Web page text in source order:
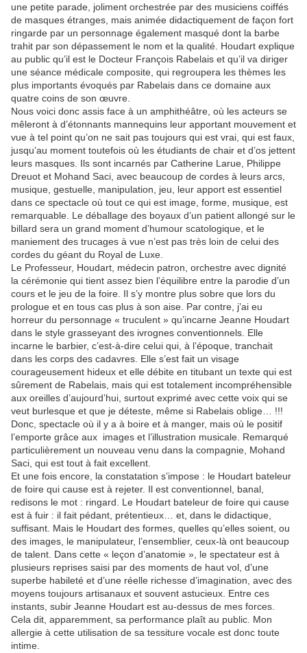
une petite parade, joliment orchestrée par des musiciens coiffés
de masques étranges, mais animée didactiquement de façon fort
ringarde par un personnage également masqué dont la barbe
trahit par son dépassement le nom et la qualité. Houdart explique
au public qu’il est le Docteur François Rabelais et qu’il va diriger
une séance médicale composite, qui regroupera les thèmes les
plus importants évoqués par Rabelais dans ce domaine aux
quatre coins de son œuvre.
Nous voici donc assis face à un amphithéâtre, où les acteurs se
mêleront à d’étonnants mannequins leur apportant mouvement et
vue à tel point qu’on ne sait pas toujours qui est vrai, qui est faux,
jusqu’au moment toutefois où les étudiants de chair et d’os jettent
leurs masques. Ils sont incarnés par Catherine Larue, Philippe
Dreuot et Mohand Saci, avec beaucoup de cordes à leurs arcs,
musique, gestuelle, manipulation, jeu, leur apport est essentiel
dans ce spectacle où tout ce qui est image, forme, musique, est
remarquable. Le déballage des boyaux d’un patient allongé sur le
billard sera un grand moment d’humour scatologique, et le
maniement des trucages à vue n’est pas très loin de celui des
cordes du géant du Royal de Luxe.
Le Professeur, Houdart, médecin patron, orchestre avec dignité
la cérémonie qui tient assez bien l’équilibre entre la parodie d’un
cours et le jeu de la foire. Il s’y montre plus sobre que lors du
prologue et en tous cas plus à son aise. Par contre, j’ai eu
horreur du personnage « truculent » qu’incarne Jeanne Houdart
dans le style grasseyant des ivrognes conventionnels. Elle
incarne le barbier, c’est-à-dire celui qui, à l’époque, tranchait
dans les corps des cadavres. Elle s’est fait un visage
courageusement hideux et elle débite en titubant un texte qui est
sûrement de Rabelais, mais qui est totalement incompréhensible
aux oreilles d’aujourd’hui, surtout exprimé avec cette voix qui se
veut burlesque et que je déteste, même si Rabelais oblige… !!!
Donc, spectacle où il y a à boire et à manger, mais où le positif
l’emporte grâce aux images et l’illustration musicale. Remarqué
particulièrement un nouveau venu dans la compagnie, Mohand
Saci, qui est tout à fait excellent.
Et une fois encore, la constatation s’impose : le Houdart bateleur
de foire qui cause est à rejeter. Il est conventionnel, banal,
redisons le mot : ringard. Le Houdart bateleur de foire qui cause
est à fuir : il fait pédant, prétentieux… et, dans le didactique,
suffisant. Mais le Houdart des formes, quelles qu’elles soient, ou
des images, le manipulateur, l’ensemblier, ceux-là ont beaucoup
de talent. Dans cette « leçon d’anatomie », le spectateur est à
plusieurs reprises saisi par des moments de haut vol, d’une
superbe habileté et d’une réelle richesse d’imagination, avec des
moyens toujours artisanaux et souvent astucieux. Entre ces
instants, subir Jeanne Houdart est au-dessus de mes forces.
Cela dit, apparemment, sa performance plaît au public. Mon
allergie à cette utilisation de sa tessiture vocale est donc toute
intime.